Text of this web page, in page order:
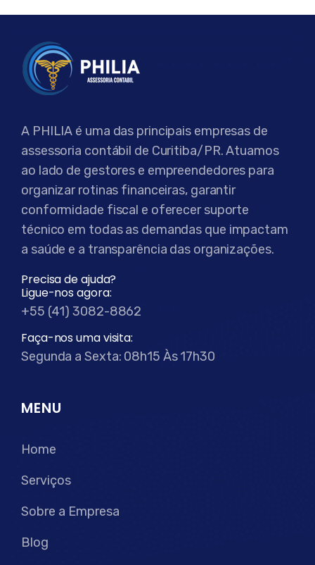
A PHILIA é uma das principais empresas de
assessoria contábil de Curitiba/PR. Atuamos
ao lado de gestores e empreendedores para
organizar rotinas financeiras, garantir
conformidade fiscal e oferecer suporte
técnico em todas as demandas que impactam
a saúde e a transparência das organizações.
Precisa de ajuda?
Ligue-nos agora:
+55 (41) 3082-8862
Faça-nos uma visita:
Segunda a Sexta: 08h15 Às 17h30
MENU
Home
Serviços
Sobre a Empresa
Blog